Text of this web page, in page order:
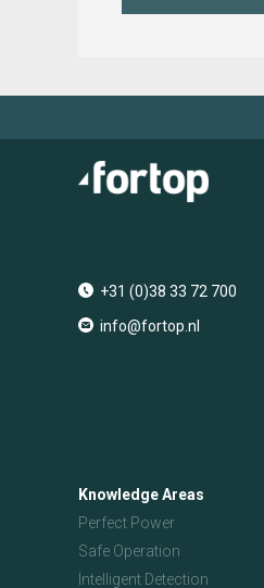
+31 (0)38 33 72 700
info@fortop.nl
Knowledge Areas
Perfect Power
Safe Operation
Intelligent Detection